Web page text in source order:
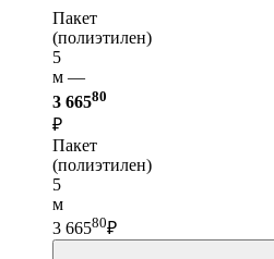
Пакет
(полиэтилен)
5
м —
3 66580
₽
Пакет
(полиэтилен)
5
м
3 66580₽